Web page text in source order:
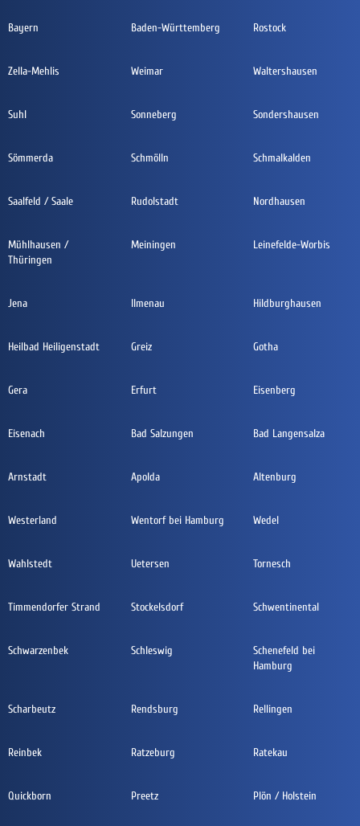
Bayern Baden-Württemberg Rostock
Zella-Mehlis Weimar Waltershausen
Suhl Sonneberg Sondershausen
Sömmerda Schmölln Schmalkalden
Saalfeld / Saale Rudolstadt Nordhausen
Mühlhausen /
Thüringen
Meiningen Leinefelde-Worbis
Jena Ilmenau Hildburghausen
Heilbad Heiligenstadt Greiz Gotha
Gera Erfurt Eisenberg
Eisenach Bad Salzungen Bad Langensalza
Arnstadt Apolda Altenburg
Westerland Wentorf bei Hamburg Wedel
Wahlstedt Uetersen Tornesch
Timmendorfer Strand Stockelsdorf Schwentinental
Schwarzenbek Schleswig
Schenefeld bei
Hamburg
Scharbeutz Rendsburg Rellingen
Reinbek Ratzeburg Ratekau
Quickborn Preetz Plön / Holstein